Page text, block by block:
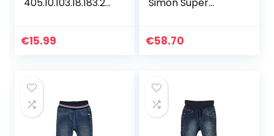
€15.99 €58.70